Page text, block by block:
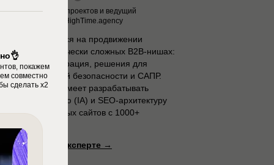
SEO-проектов и ведущий
SEO-специалист в HighTime.agency
Специализируется на продвижении
проектов в технически сложных B2B-нишах:
интеграция, решения для
безопасности и САПР.
Ольги умеет разрабатывать
информационную (IA) и SEO-архитектуру
корпоративных сайтов с 1000+
Подробнее об эксперте →
покажем
совместно
сделать x2